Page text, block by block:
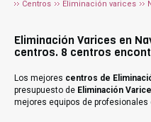
Centros Eliminación varices
Eliminación Varices en
centros. 8 centros
Los mejores centros de
presupuesto de Eliminación
mejores equipos de profesionales